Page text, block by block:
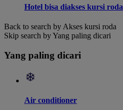
Hotel bisa diakses kursi roda
Back to search by Akses kursi roda
Skip search by Yang paling dicari
Yang paling dicari
Air conditioner